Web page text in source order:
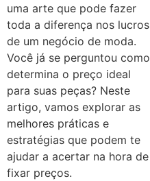
uma arte que pode fazer
toda a diferença nos lucros
de um negócio de moda.
Você já se perguntou como
determina o preço ideal
para suas peças? Neste
artigo, vamos explorar as
melhores práticas e
estratégias que podem te
ajudar a acertar na hora de
fixar preços.